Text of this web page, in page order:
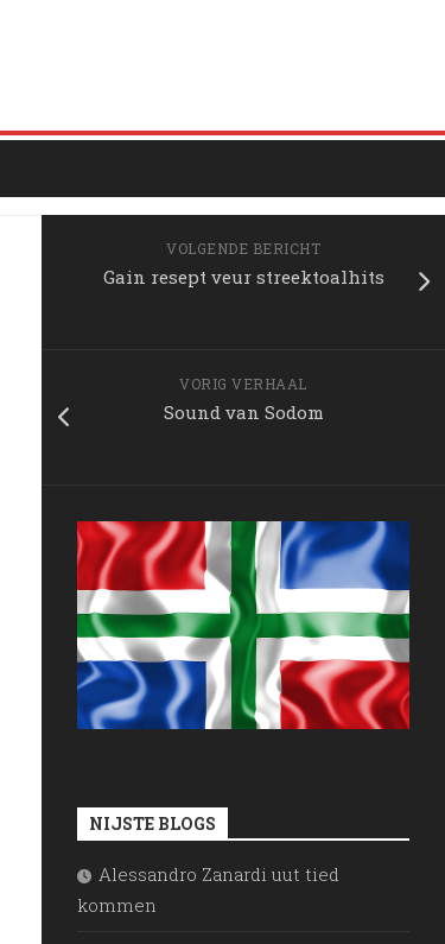
VOLGENDE BERICHT
Gain resept veur streektoalhits
VORIG VERHAAL
Sound van Sodom
NIJSTE BLOGS
Alessandro Zanardi uut tied
kommen